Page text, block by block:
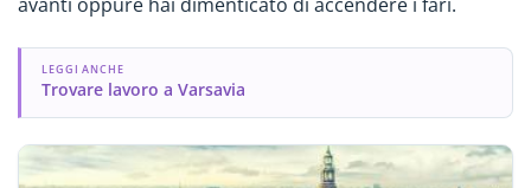
LEGGI ANCHE
Trovare lavoro a Varsavia